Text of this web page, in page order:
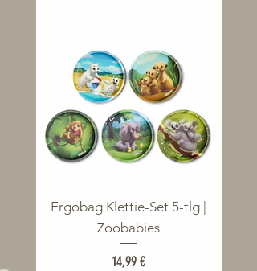
Ergobag Klettie-Set 5-tlg |
Zoobabies
Preis
14,99 €